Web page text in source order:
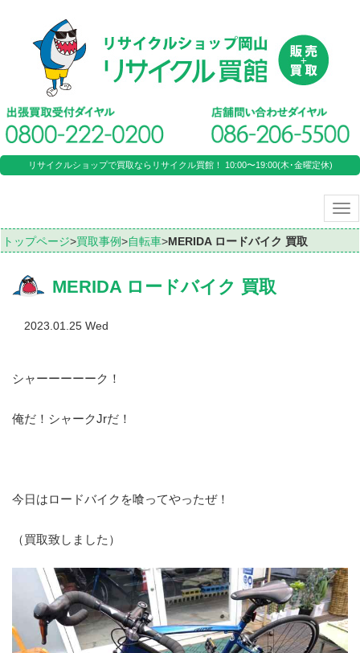
リサイクルショップで買取ならリサイクル買館！ 10:00〜19:00(木･金曜定休)
トップページ>買取事例>自転車>MERIDA ロードバイク 買取
MERIDA ロードバイク 買取
2023.01.25 Wed
シャーーーーーク！
俺だ！シャークJrだ！
今日はロードバイクを喰ってやったぜ！
（買取致しました）